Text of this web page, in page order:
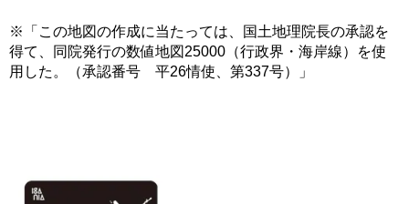
※「この地図の作成に当たっては、国土地理院長の承認を
得て、同院発行の数値地図25000（行政界・海岸線）を使
用した。（承認番号 平26情使、第337号）」